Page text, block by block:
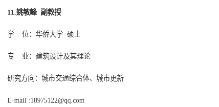
11.姚敏峰 副教授
学 位：华侨大学 硕士
专 业：建筑设计及其理论
研究方向：城市交通综合体、城市更新
E-mail :18975122@qq.com